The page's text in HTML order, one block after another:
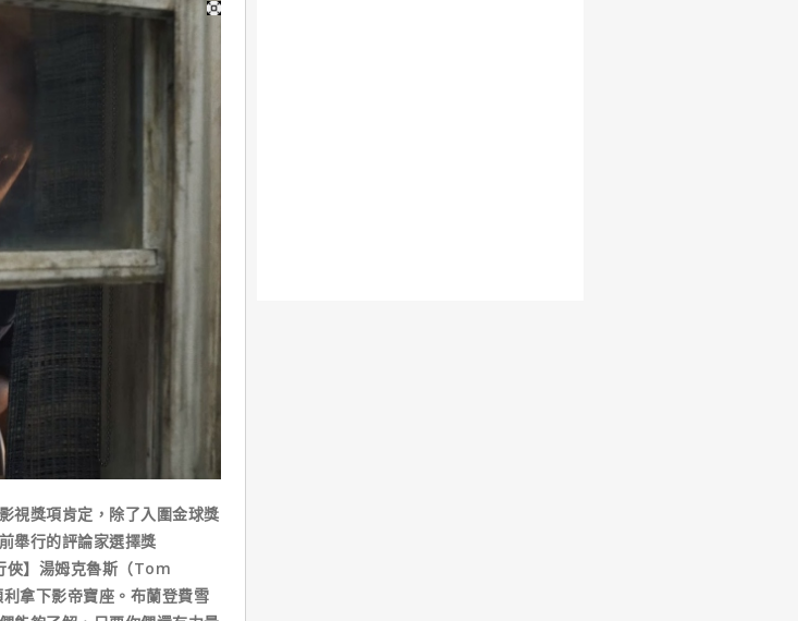
視獎項肯定，除了入圍金球獎
舉行的評論家選擇獎
】湯姆克魯斯（Tom
拿下影帝寶座。布蘭登費雪